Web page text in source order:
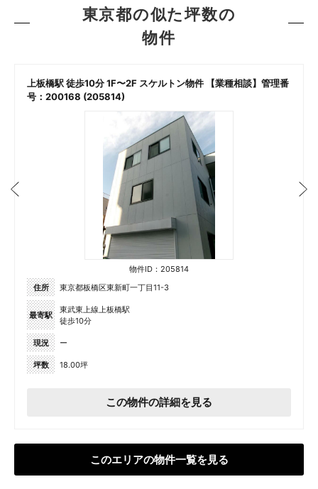
東京都の似た坪数の
物件
上板橋駅 徒歩10分 1F〜2F スケルトン物件 【業種相談】管理番
号：200168 (205814)
物件ID：205814
住所
東京都板橋区東新町一丁目11-3
最寄駅
東武東上線上板橋駅
徒歩10分
現況 ー
坪数 18.00坪
この物件の詳細を見る
このエリアの物件一覧を見る